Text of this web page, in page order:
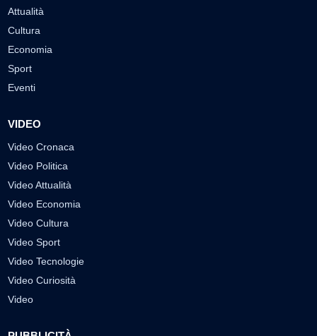
Attualità
Cultura
Economia
Sport
Eventi
VIDEO
Video Cronaca
Video Politica
Video Attualità
Video Economia
Video Cultura
Video Sport
Video Tecnologie
Video Curiosità
Video